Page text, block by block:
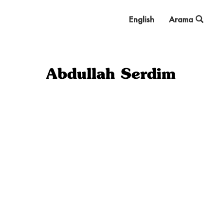
Arama
English
Abdullah Serdim